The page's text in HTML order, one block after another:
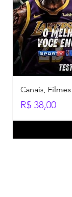
Canais,
Preço
R$ 38,00